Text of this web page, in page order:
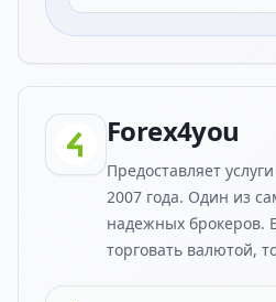
Forex4you
Предоставляет
2007 года. Один из
надежных брокеров.
торговать валютой,